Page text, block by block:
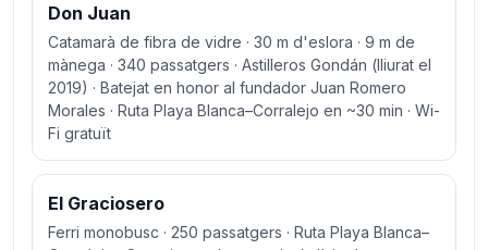
Don Juan
Catamarà de fibra de vidre · 30 m d'eslora · 9 m de
mànega · 340 passatgers · Astilleros Gondán (lliurat el
2019) · Batejat en honor al fundador Juan Romero
Morales · Ruta Playa Blanca–Corralejo en ~30 min · Wi-
Fi gratuït
El Graciosero
Ferri monobusc · 250 passatgers · Ruta Playa Blanca–